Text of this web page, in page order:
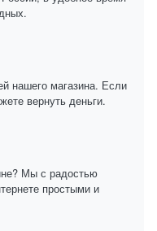
нашего магазина. Если
вернуть деньги.
Мы с радостью
простыми и